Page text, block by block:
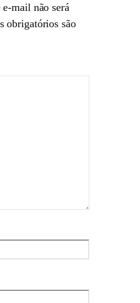
e-mail não será
obrigatórios são